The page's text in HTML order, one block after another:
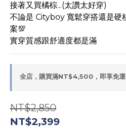
接著又買橘棕...(太讚太好穿)
不論是 Cityboy 寬鬆穿搭還是硬
案💯
實穿質感跟舒適度都是滿
全店，購買滿NT$4,500，即享免
NT$2,850
NT$2,399